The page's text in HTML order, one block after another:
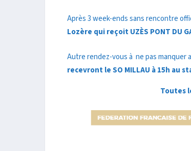
Après 3 week-ends sans rencontre
Lozère qui reçoit UZÈS PONT DU
Autre rendez-vous à ne pas manquer
recevront le SO MILLAU à 15h au
Toutes